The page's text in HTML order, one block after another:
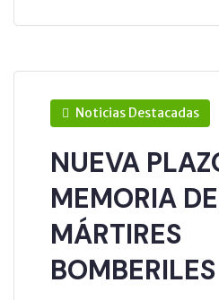
Noticias Destacadas
NUEVA
MEMORIA DE
MÁRTIRES
BOMBERILES